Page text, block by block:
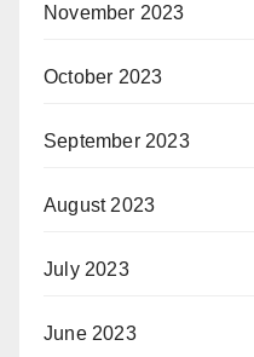
November 2023
October 2023
September 2023
August 2023
July 2023
June 2023